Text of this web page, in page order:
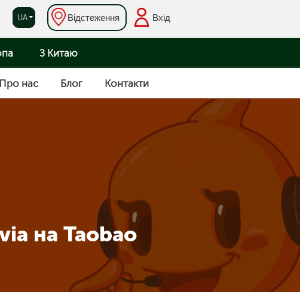
RU
UA
CN
Відстеження Вхід
З Китаю
Про нас Блог Контакти
на Taobao